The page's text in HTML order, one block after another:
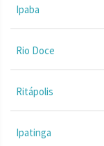
Ipaba
Rio Doce
Ritápolis
Ipatinga